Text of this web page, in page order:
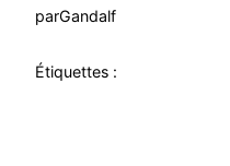
parGandalf
Étiquettes :